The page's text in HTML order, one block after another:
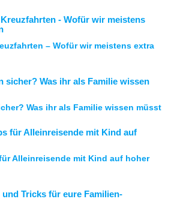
– Wofür wir meistens extra
Was ihr als Familie wissen müsst
Alleinreisende mit Kind auf hoher